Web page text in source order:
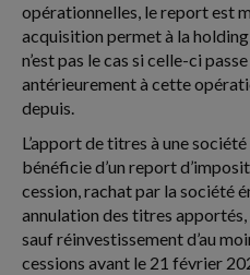
opérationnelles, le report est
acquisition permet à la
n’est pas le cas si celle-ci
antérieurement à cette
depuis.
L’apport de titres à une
bénéficie d’un report
cession, rachat par la société
annulation des titres apportés,
sauf réinvestissement d’au
cessions avant le 21 février